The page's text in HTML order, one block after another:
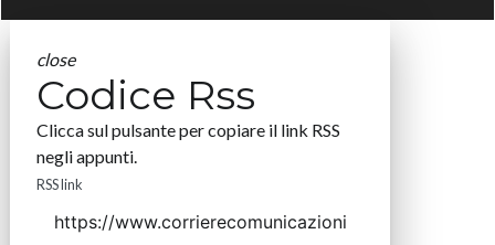
close
Codice Rss
Clicca sul pulsante per copiare il link RSS
negli appunti.
RSS link